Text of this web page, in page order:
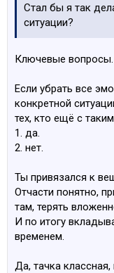
Стал бы я так
ситуации?
Ключевые вопросы.
Если убрать все
конкретной
тех, кто ещё с
1. да.
2. нет.
Ты привязался к
Отчасти понятно,
там, терять
И по итогу
временем.
Да, тачка классная,